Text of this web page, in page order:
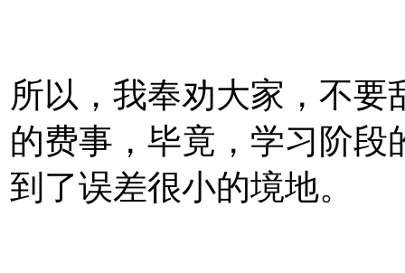
所以，我奉劝大家，不
的费事，毕竟，学习阶段
到了误差很小的境地。